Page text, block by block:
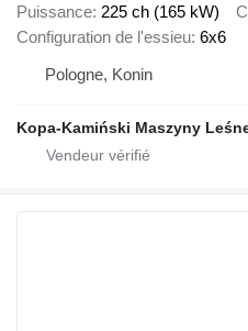
Puissance 225 ch (165 kW)
Configuration de l'essieu 6x6
Pologne, Konin
Kopa-Kamiński Maszyny